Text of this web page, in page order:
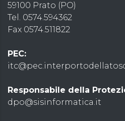
59100 Prato (PO)
Tel. 0574.594362
Fax 0574.511822
PEC:
Responsabile della
dpo@sisinformatica.it